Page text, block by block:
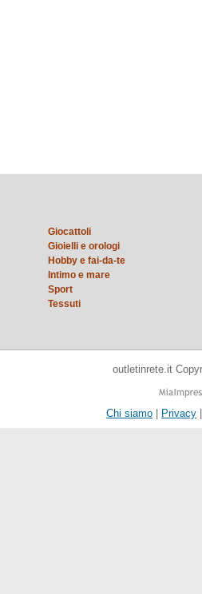
Giocattoli
Gioielli e orologi
Hobby e fai-da-te
Intimo e mare
Sport
Tessuti
outletinrete.it
Chi siamo | Privacy